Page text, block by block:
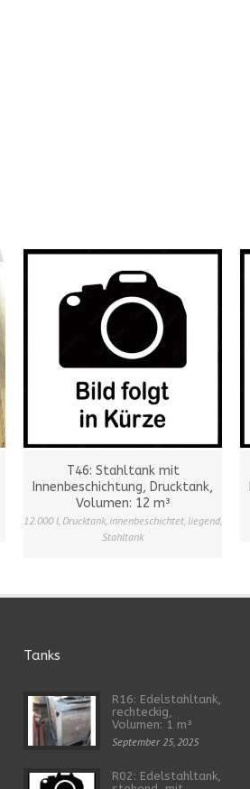
T46: Stahltank mit
Innenbeschichtung, Drucktank,
Volumen: 12 m³
12.000 l,Drucktank, innenbeschichtet, liegend,
Stahltank
Tanks
R16: Edelstahltank,
rechteckig,
Volumen: 1 m³
September 25, 2025
R02: Edelstahltank,